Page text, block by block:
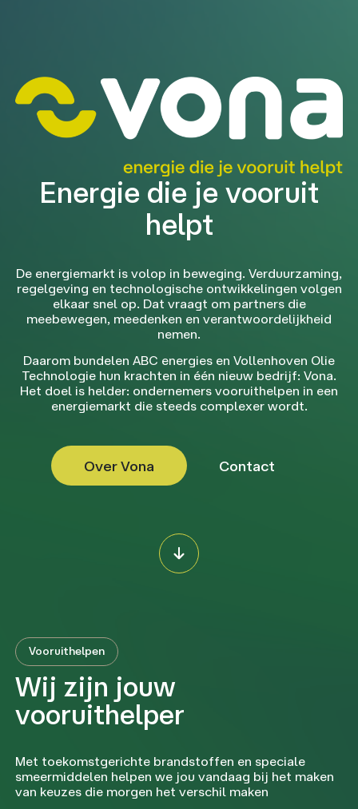
Energie die je vooruit
helpt
De energiemarkt is volop in beweging. Verduurzaming,
regelgeving en technologische ontwikkelingen volgen
elkaar snel op. Dat vraagt om partners die
meebewegen, meedenken en verantwoordelijkheid
nemen.
Daarom bundelen ABC energies en Vollenhoven Olie
Technologie hun krachten in één nieuw bedrijf: Vona.
Het doel is helder: ondernemers vooruithelpen in een
energiemarkt die steeds complexer wordt.
Over Vona Contact
Vooruithelpen
Wij zijn jouw
vooruithelper
Met toekomstgerichte brandstoffen en speciale
smeermiddelen helpen we jou vandaag bij het maken
van keuzes die morgen het verschil maken